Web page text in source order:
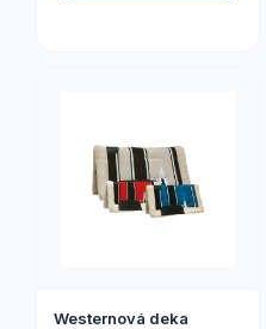
Westernová deka